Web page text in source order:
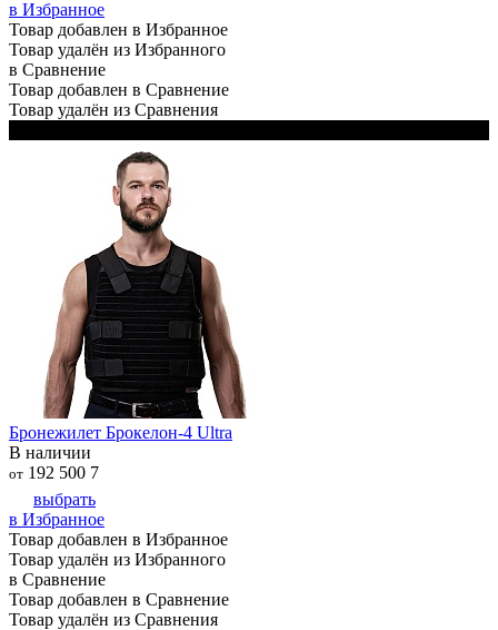
в Избранное
Товар добавлен в Избранное
Товар удалён из Избранного
в Сравнение
Товар добавлен в Сравнение
Товар удалён из Сравнения
Бронежилет Брокелон-4 Ultra
В наличии
от 192 500 7
выбрать
в Избранное
Товар добавлен в Избранное
Товар удалён из Избранного
в Сравнение
Товар добавлен в Сравнение
Товар удалён из Сравнения